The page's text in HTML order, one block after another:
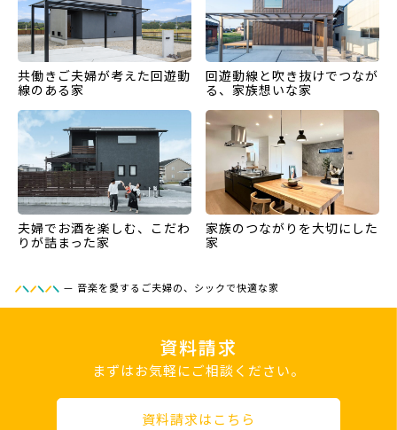
共働きご夫婦が考えた回遊動
線のある家
回遊動線と吹き抜けでつなが
る、家族想いな家
夫婦でお酒を楽しむ、こだわ
りが詰まった家
家族のつながりを大切にした
家
— 音楽を愛するご夫婦の、シックで快適な家
資料請求
まずはお気軽にご相談ください。
資料請求はこちら